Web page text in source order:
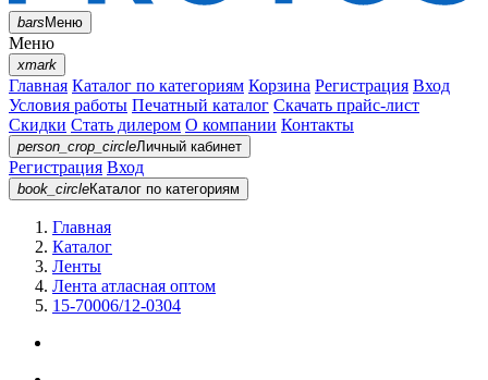
barsМеню
Меню
xmark
Главная Каталог по категориям Корзина Регистрация Вход
Условия работы Печатный каталог Скачать прайс-лист
Скидки Стать дилером О компании Контакты
person_crop_circleЛичный кабинет
Регистрация Вход
book_circleКаталог по категориям
Главная
Каталог
Ленты
Лента атласная оптом
15-70006/12-0304